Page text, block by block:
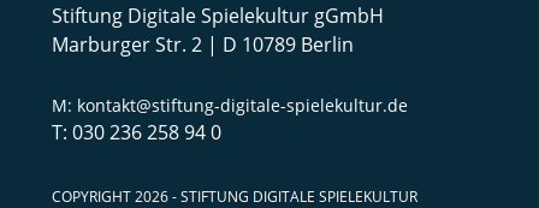
Stiftung Digitale Spielekultur gGmbH
Marburger Str. 2 | D 10789 Berlin
kontakt@stiftung-digitale-spielekultur.de
030 236 258 94 0
COPYRIGHT 2026 - STIFTUNG DIGITALE SPIELEKULTUR